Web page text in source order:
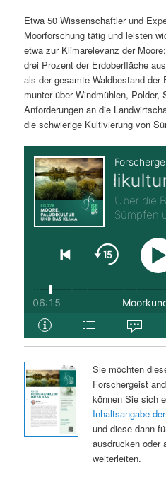
n
Etwa 50 Wissenschaftler und
Moorforschung tätig und leisten
etwa zur Klimarelevanz der
drei Prozent der Erdoberfläche
als der gesamte Waldbestand der
munter über Windmühlen, Polder,
Anforderungen an die
die schwierige Kultivierung von
Sie möchten
Forschergeist
können Sie sich
Inhaltsangabe
und diese dann
ausdrucken oder
weiterleiten.